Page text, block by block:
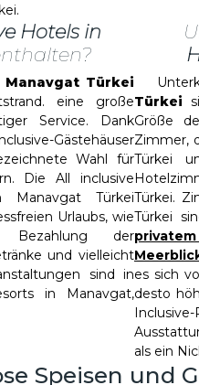
Hotels in
Türkei
eine große
Service. Dank
Gästehäuser
Wahl für
Die All inclusive
Manavgat Türkei
Urlaubs, wie
der
und vielleicht
sind in
in Manavgat,
Türkei
Größe
Zimmer,
Türkei
Türkei.
Türkei
es sich
desto
als ein
Speisen und